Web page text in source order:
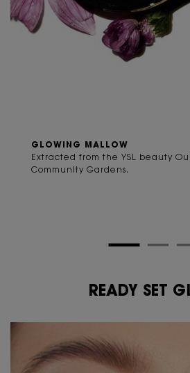
GLOWING MALLOW
Extracted from the YSL beauty
Community Gardens.
READY SET